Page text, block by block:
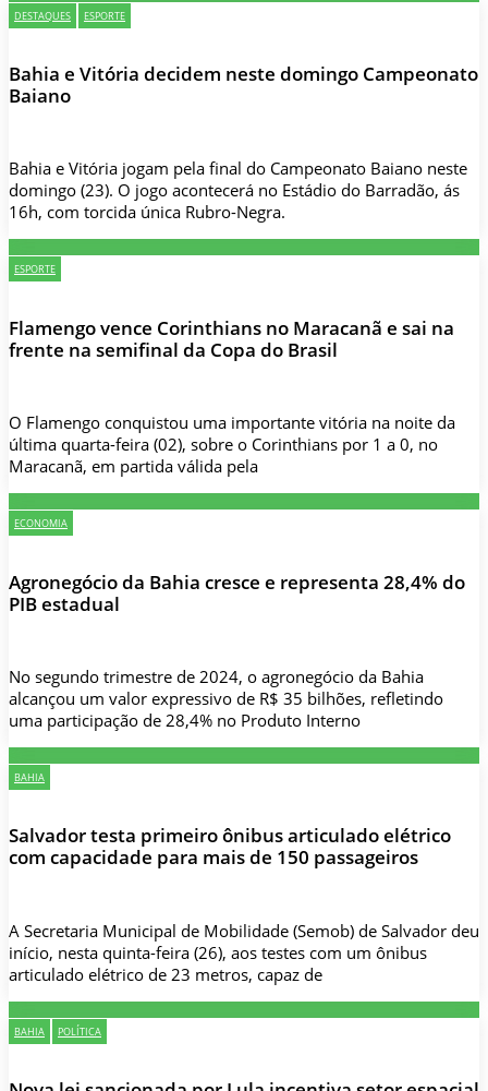
DESTAQUES ESPORTE
Bahia e Vitória decidem neste domingo Campeonato
Baiano
Bahia e Vitória jogam pela final do Campeonato Baiano neste
domingo (23). O jogo acontecerá no Estádio do Barradão, ás
16h, com torcida única Rubro-Negra.
ESPORTE
Flamengo vence Corinthians no Maracanã e sai na
frente na semifinal da Copa do Brasil
O Flamengo conquistou uma importante vitória na noite da
última quarta-feira (02), sobre o Corinthians por 1 a 0, no
Maracanã, em partida válida pela
ECONOMIA
Agronegócio da Bahia cresce e representa 28,4% do
PIB estadual
No segundo trimestre de 2024, o agronegócio da Bahia
alcançou um valor expressivo de R$ 35 bilhões, refletindo
uma participação de 28,4% no Produto Interno
BAHIA
Salvador testa primeiro ônibus articulado elétrico
com capacidade para mais de 150 passageiros
A Secretaria Municipal de Mobilidade (Semob) de Salvador deu
início, nesta quinta-feira (26), aos testes com um ônibus
articulado elétrico de 23 metros, capaz de
BAHIA POLÍTICA